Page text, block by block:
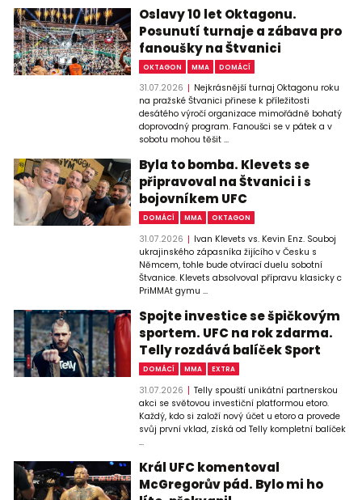
Oslavy 10 let Oktagonu.
Posunutí turnaje a zábava pro
fanoušky na Štvanici
OKTAGON MMA DOMÁCÍ
31.07.2026
Nejkrásnější turnaj Oktagonu roku
na pražské Štvanici přinese k příležitosti
desátého výročí organizace mimořádně bohatý
doprovodný program. Fanoušci se v pátek a v
sobotu mohou těšit ...
Byla to bomba. Klevets se
připravoval na Štvanici i s
bojovníkem UFC
DOMÁCÍ MMA OKTAGON
31.07.2026
Ivan Klevets vs. Kevin Enz. Souboj
ukrajinského zápasníka žijícího v Česku s
Němcem, tohle bude otvírací duelu sobotní
Štvanice. Klevets absolvoval přípravu klasicky c
PriMMAt gymu ...
Spojte investice se špičkovým
sportem. UFC na rok zdarma.
Telly rozdává balíček Sport
DOMÁCÍ MMA EXTRA
31.07.2026
Telly spouští unikátní partnerskou
akci se světovou investiční platformou etoro.
Každý, kdo si založí nový účet u etoro a provede
svůj první vklad, získá od Telly kompletní balíček
...
Král UFC komentoval
McGregorův pád. Bylo mi ho